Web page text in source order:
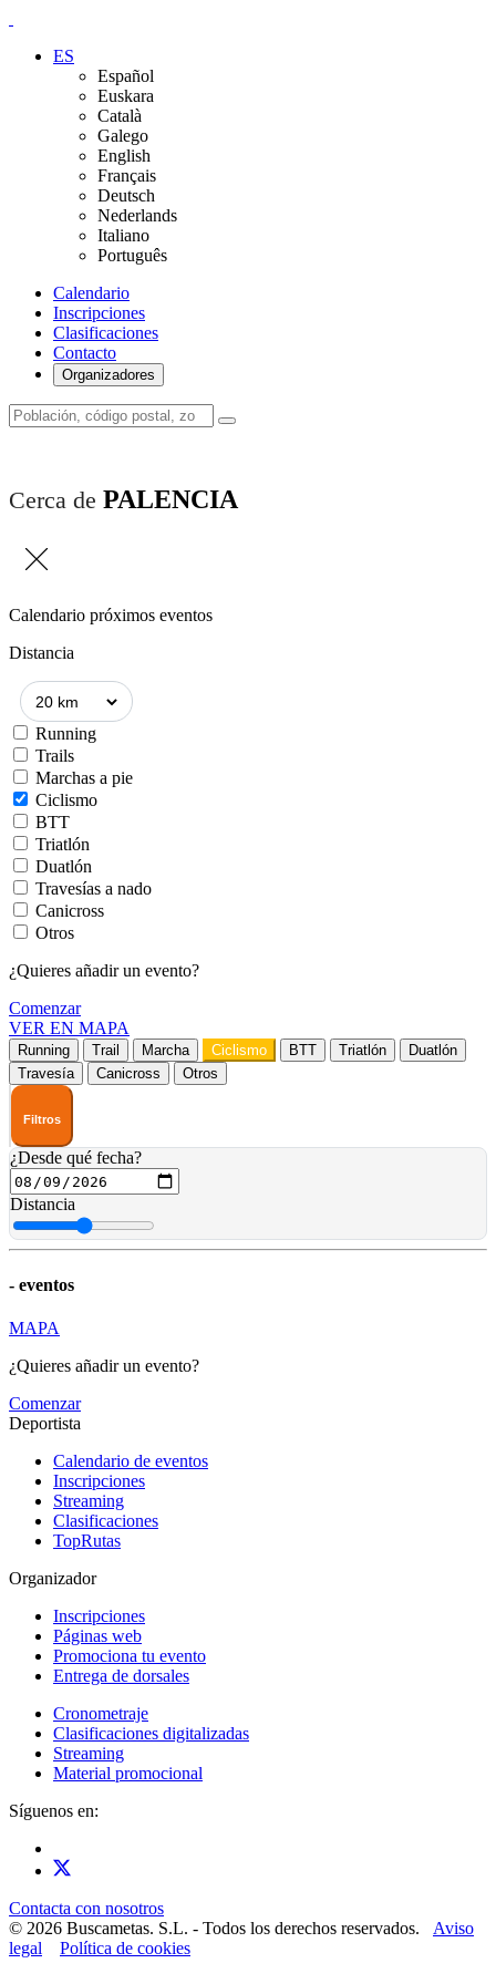
ES
Español
Euskara
Català
Galego
English
Français
Deutsch
Nederlands
Italiano
Português
Calendario
Inscripciones
Clasificaciones
Contacto
Organizadores
Cerca de PALENCIA
Calendario próximos eventos
Distancia
Running
Trails
Marchas a pie
Ciclismo
BTT
Triatlón
Duatlón
Travesías a nado
Canicross
Otros
¿Quieres añadir un evento?
Comenzar
VER EN MAPA
Running Trail Marcha Ciclismo BTT Triatlón
Duatlón
Travesía
Canicross Otros
Filtros
¿Desde qué fecha?
Distancia
- eventos
MAPA
¿Quieres añadir un evento?
Comenzar
Deportista
Calendario de eventos
Inscripciones
Streaming
Clasificaciones
TopRutas
Organizador
Inscripciones
Páginas web
Promociona tu evento
Entrega de dorsales
Cronometraje
Clasificaciones digitalizadas
Streaming
Material promocional
Síguenos en:
Contacta con nosotros
© 2026 Buscametas. S.L. - Todos los derechos reservados. Aviso
legal
Política de cookies